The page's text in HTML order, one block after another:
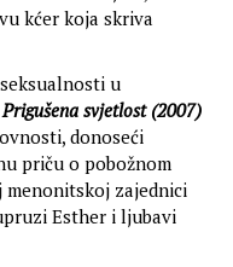
kćer koja skriva
u
Prigušena svjetlost (2007)
donoseći
priču o pobožnom
zajednici
Esther i ljubavi